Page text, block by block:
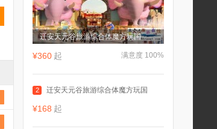
迁安天元谷旅游综合体魔方玩国
满意度 100%
¥360 起
2 迁安天元谷旅游综合体魔方玩国
¥168 起